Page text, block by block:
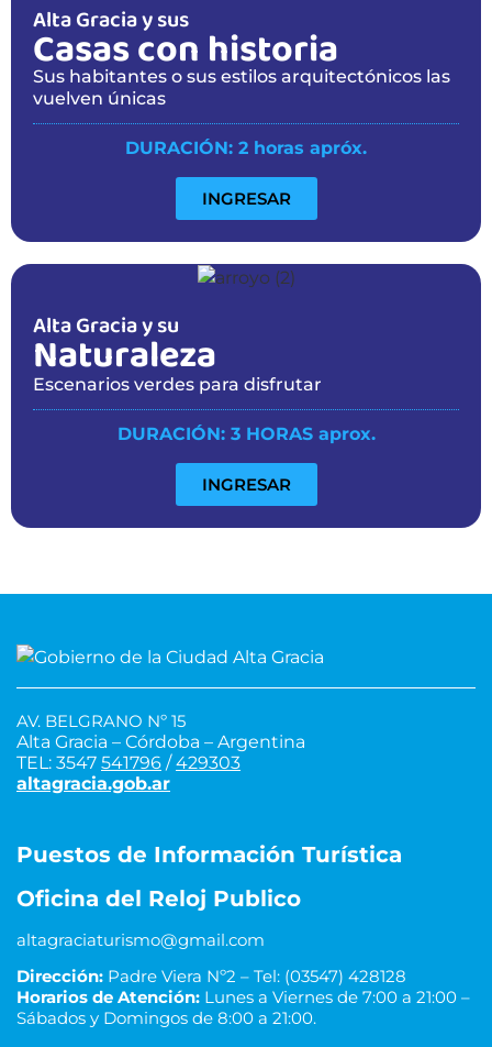
Alta Gracia y sus
Casas con historia
Sus habitantes o sus estilos arquitectónicos las
vuelven únicas
DURACIÓN: 2 horas apróx.
INGRESAR
Alta Gracia y su
Naturaleza
Escenarios verdes para disfrutar
DURACIÓN: 3 HORAS aprox.
INGRESAR
AV. BELGRANO Nº 15
Alta Gracia – Córdoba – Argentina
TEL: 3547 541796 /429303
altagracia.gob.ar
Puestos de Información Turística
Oficina del Reloj Publico
altagraciaturismo@gmail.com
Dirección: Padre Viera Nº2 – Tel: (03547) 428128
Horarios de Atención: Lunes a Viernes de 7:00 a 21:00 –
Sábados y Domingos de 8:00 a 21:00.